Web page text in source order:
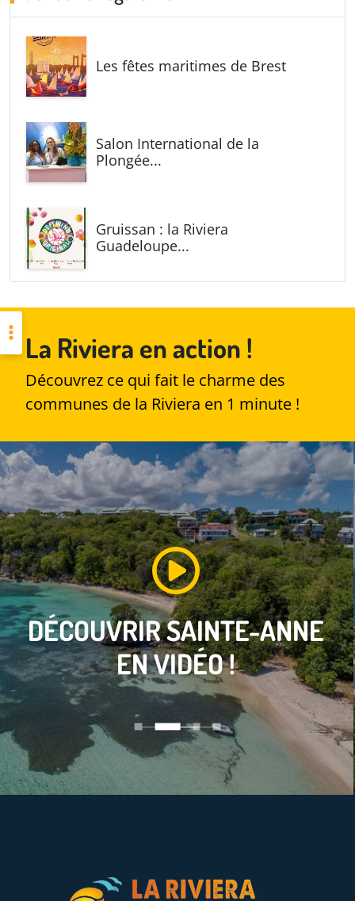
Les fêtes maritimes de Brest
Salon International de la
Plongée...
Gruissan : la Riviera
Guadeloupe...
La Riviera en action !
Découvrez ce qui fait le charme des
communes de la Riviera en 1 minute !
DÉCOUVRIRSAINTE-ANNE
EN VIDÉO !